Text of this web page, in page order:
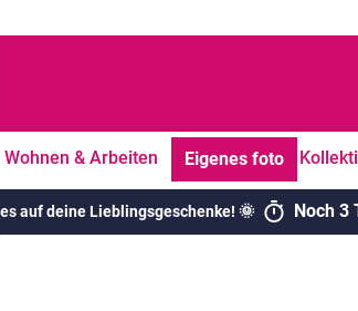
Wohnen & Arbeiten Eigenes foto
auf deine Lieblingsgeschenke! 🌞 Noch 3